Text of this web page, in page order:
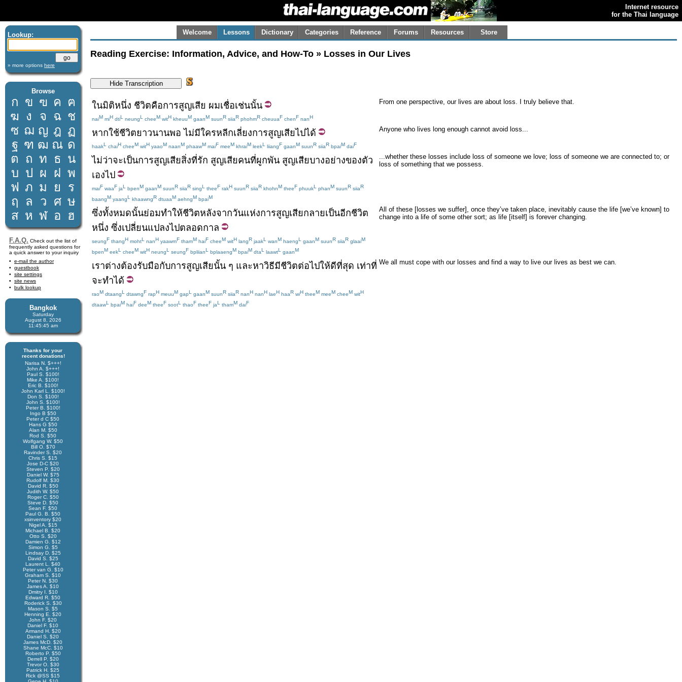
Internet resource
for the Thai language
Lookup:
» more options here
Browse
ก ข ฃ ค ฅ
ฆ ง จ ฉ ช
ซ ฌ ญ ฎ ฏ
ฐ ฑ ฒ ณ ด
ต ถ ท ธ น
บ ป ผ ฝ พ
ฟ ภ ม ย
ร
ฤ
ล ว ศ ษ
ส ห ฬ อ ฮ
F.A.Q. Check out the list of
frequently asked questions for
a quick answer to your inquiry
e-mail the author
guestbook
site settings
site news
bulk lookup
Bangkok
Saturday
August 8, 2026
11:45:45 am
Thanks for your
recent donations!
Narisa N. $+++!
John A. $+++!
Paul S. $100!
Mike A. $100!
Eric B. $100!
John Karl L. $100!
Don S. $100!
John S. $100!
Peter B. $100!
Ingo B $50
Peter d C $50
Hans G $50
Alan M. $50
Rod S. $50
Wolfgang W. $50
Bill O. $70
Ravinder S. $20
Chris S. $15
Jose D-C $20
Steven P. $20
Daniel W. $75
Rudolf M. $30
David R. $50
Judith W. $50
Roger C. $50
Steve D. $50
Sean F. $50
Paul G. B. $50
xsinventory $20
Nigel A. $15
Michael B. $20
Otto S. $20
Damien G. $12
Simon G. $5
Lindsay D. $25
David S. $25
Laurent L. $40
Peter van G. $10
Graham S. $10
Peter N. $30
James A. $10
Dmitry I. $10
Edward R. $50
Roderick S. $30
Mason S. $5
Henning E. $20
John F. $20
Daniel F. $10
Armand H. $20
Daniel S. $20
James McD. $20
Shane McC. $10
Roberto P. $50
Derrell P. $20
Trevor O. $30
Patrick H. $25
Rick @SS $15
Welcome Lessons Dictionary Categories Reference Forums Resources Store
Reading Exercise: Information, Advice, and How-To » Losses in Our Lives
ในมิติหนึ่ง ชีวิตคือการสูญเสีย ผมเชื่อเช่นนั้น
naiM miH dtiL neungL cheeM witH kheuuM gaanM suunR siiaR phohmR cheuuaF chenF nanH
From one perspective, our lives are about loss. I truly believe that.
หากใช้ชีวิตยาวนานพอ ไม่มีใครหลีกเลี่ยงการสูญเสียไปได้
haakL chaiH cheeM witH yaaoM naanM phaawM maiF meeM khraiM leekL liiangF gaanM suunR siiaR bpaiM daiF
Anyone who lives long enough cannot avoid loss...
ไม่ว่าจะเป็นการสูญเสียสิ่งที่รัก สูญเสียคนที่ผูกพัน สูญเสียบางอย่างของตัว
เองไป
maiF waaF jaL bpenM gaanM suunR siiaR singL theeF rakH suunR siiaR khohnM theeF phuukL phanM suunR siiaR
baangM yaangL khaawngR dtuaaM aehngM bpaiM
...whether these losses include loss of someone we love; loss of someone we are connected to; or
loss of something that we possess.
ซึ่งทั้งหมดนั้นย่อมทำให้ชีวิตหลังจากวันแห่งการสูญเสียกลายเป็นอีกชีวิต
หนึ่ง ซึ่งเปลี่ยนแปลงไปตลอดกาล
seungF thangH mohtL nanH yaawmF thamM haiF cheeM witH langR jaakL wanM haengL gaanM suunR siiaR glaaiM
bpenM eekL cheeM witH neungL seungF bpliianL bplaaengM bpaiM dtaL laawtL gaanM
All of these [losses we suffer], once they’ve taken place, inevitably cause the life [we’ve known] to
change into a life of some other sort; as life [itself] is forever changing.
เราต่างต้องรับมือกับการสูญเสียนั้น ๆ และหาวิธีมีชีวิตต่อไปให้ดีที่สุด เท่าที่
จะทำได้
raoM dtaangL dtawngF rapH meuuM gapL gaanM suunR siiaR nanH nanH laeH haaR wiH theeM meeM cheeM witH
dtaawL bpaiM haiF deeM theeF sootL thaoF theeF jaL thamM daiF
We all must cope with our losses and find a way to live our lives as best we can.